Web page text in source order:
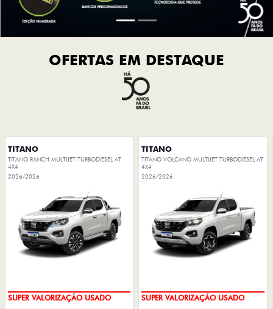
OFERTAS EM DESTAQUE
TITANO
TITANO RANCH MULTIJET TURBODIESEL AT
4X4
2026/2026
SUPER VALORIZAÇÃO USADO
TITANO
TITANO VOLCANO MULTIJET TURBODIESEL AT
4X4
2026/2026
SUPER VALORIZAÇÃO USADO